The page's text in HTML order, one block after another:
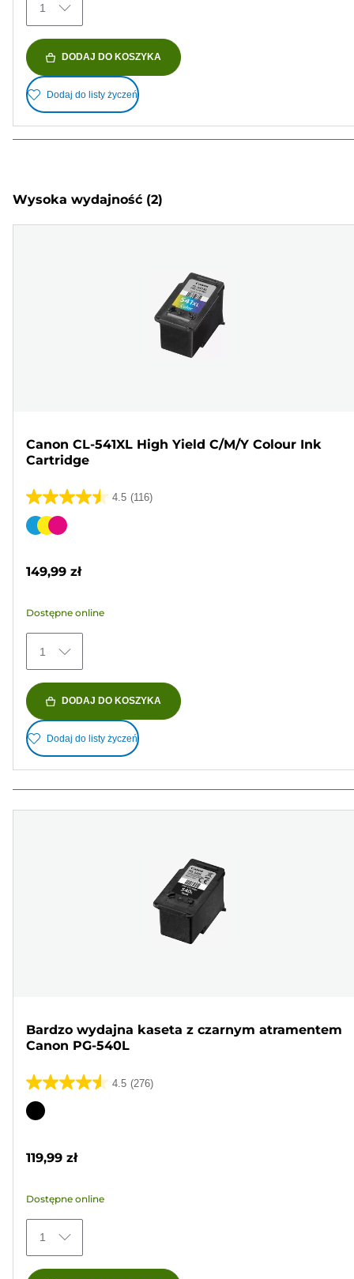
1
DODAJ DO KOSZYKA
Dodaj do listy życzeń
Wysoka wydajność (2)
Canon CL-541XL High Yield C/M/Y Colour Ink
Cartridge
4.5 (116)
4.5
na
116
Wkład
149,99 zł
Dostępne online
1
DODAJ DO KOSZYKA
Dodaj do listy życzeń
Bardzo wydajna kaseta z czarnym atramentem
Canon PG-540L
4.5 (276)
4.5
na
276
Wkład
119,99 zł
Dostępne online
1